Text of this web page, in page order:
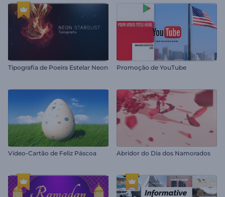
Tipografia de Poeira Estelar Neon Promoção de YouTube
Vídeo-Cartão de Feliz Páscoa Abridor do Dia dos Namorados